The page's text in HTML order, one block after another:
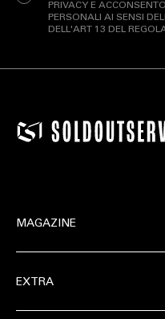
PRIVACY E
PERSONALI AI SENSI
DELL'ART 13 DEL
MAGAZINE
EXTRA